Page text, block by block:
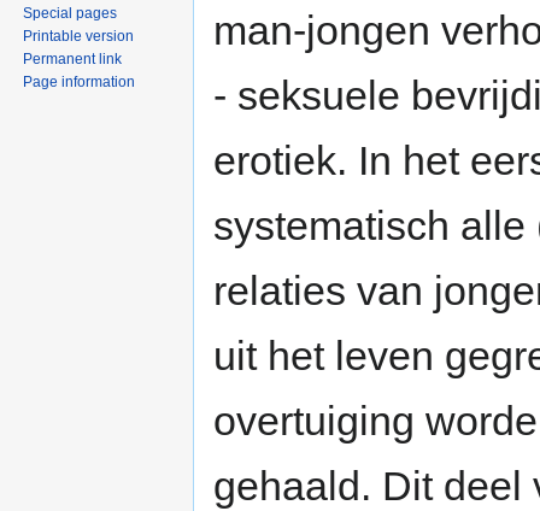
man-jongen
- seksuele
erotiek. In het
systematisch
relaties van
uit het leven
overtuiging
gehaald. Dit deel
Special pages
Printable version
Permanent link
Page information